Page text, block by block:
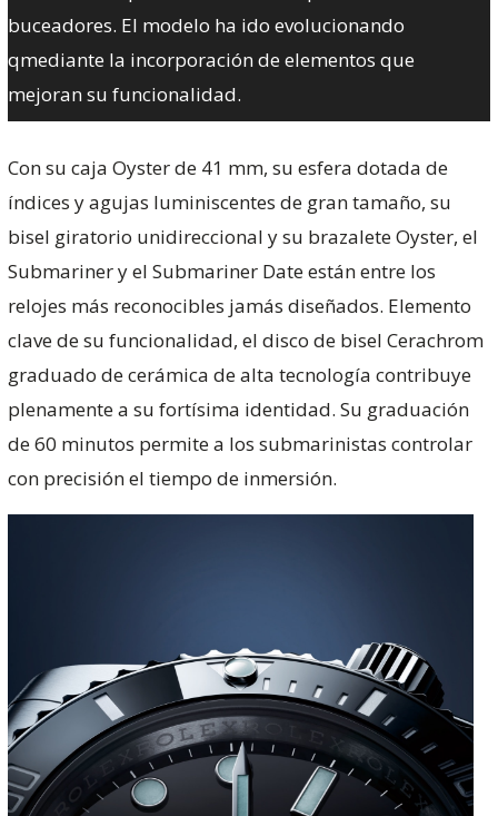
buceadores. El modelo ha ido evolucionando
qmediante la incorporación de elementos que
mejoran su funcionalidad.
Con su caja Oyster de 41 mm, su esfera dotada de
índices y agujas luminiscentes de gran tamaño, su
bisel giratorio unidireccional y su brazalete Oyster, el
Submariner y el Submariner Date están entre los
relojes más reconocibles jamás diseñados. Elemento
clave de su funcionalidad, el disco de bisel Cerachrom
graduado de cerámica de alta tecnología contribuye
plenamente a su fortísima identidad. Su graduación
de 60 minutos permite a los submarinistas controlar
con precisión el tiempo de inmersión.